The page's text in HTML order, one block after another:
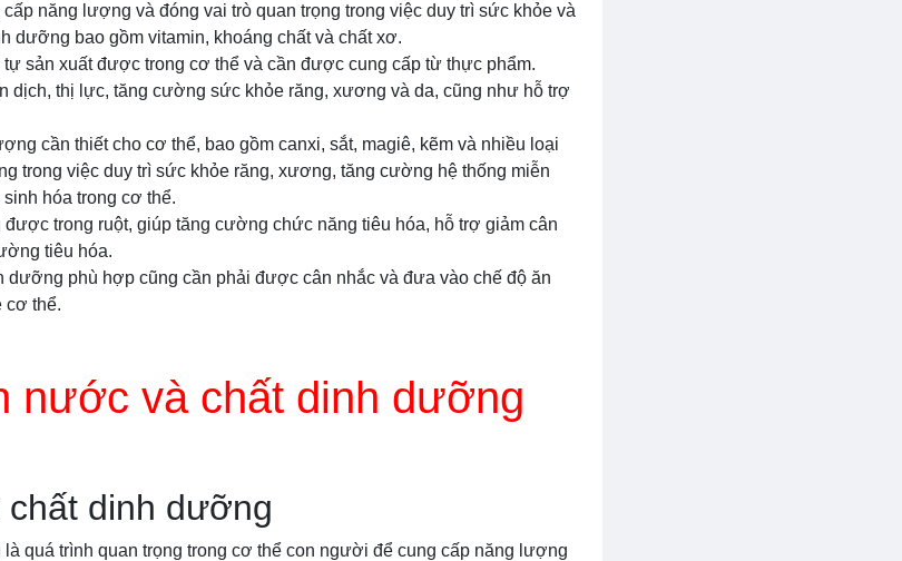
năng lượng và đóng vai trò quan trọng trong việc duy trì sức khỏe và
dưỡng bao gồm vitamin, khoáng chất và chất xơ.
sản xuất được trong cơ thể và cần được cung cấp từ thực phẩm.
dịch, thị lực, tăng cường sức khỏe răng, xương và da, cũng như hỗ trợ
cần thiết cho cơ thể, bao gồm canxi, sắt, magiê, kẽm và nhiều loại
trong việc duy trì sức khỏe răng, xương, tăng cường hệ thống miễn
hóa trong cơ thể.
trong ruột, giúp tăng cường chức năng tiêu hóa, hỗ trợ giảm cân
tiêu hóa.
dưỡng phù hợp cũng cần phải được cân nhắc và đưa vào chế độ ăn
cơ thể.
nước và chất dinh dưỡng
dinh dưỡng
quá trình quan trọng trong cơ thể con người để cung cấp năng lượng